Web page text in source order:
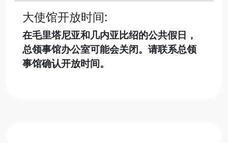
大使馆开放时间:
在毛里塔尼亚和几内亚比绍的公共假日，
总领事馆办公室可能会关闭。请联系总领
事馆确认开放时间。